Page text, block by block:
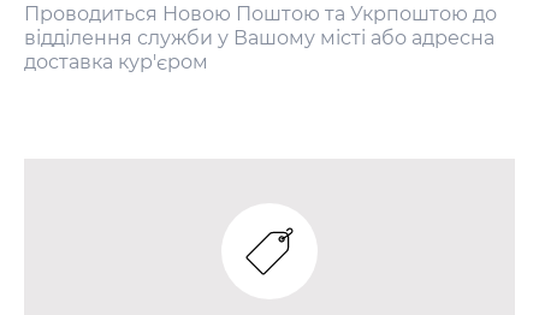
Проводиться Новою Поштою та Укрпоштою до
відділення служби у Вашому місті або адресна
доставка кур'єром